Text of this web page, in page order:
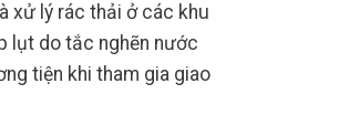
xử lý rác thải ở các khu
lụt do tắc nghẽn nước
tiện khi tham gia giao